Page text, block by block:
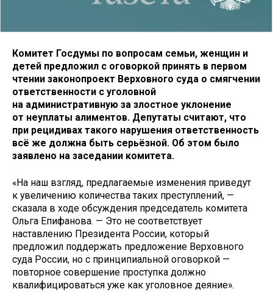
Комитет Госдумы по вопросам семьи, женщин и
детей предложил с оговоркой принять в первом
чтении законопроект Верховного суда о смягчении
ответственности с уголовной
на административную за злостное уклонение
от неуплаты алиментов. Депутаты считают, что
при рецидивах такого нарушения ответственность
всё же должна быть серьёзной. Об этом было
заявлено на заседании комитета.
«На наш взгляд, предлагаемые изменения приведут
к увеличению количества таких преступлений, —
сказала в ходе обсуждения председатель комитета
Ольга Епифанова. — Это не соответствует
наставлению Президента России, который
предложил поддержать предложение Верховного
суда России, но с принципиальной оговоркой —
повторное совершение проступка должно
квалифицироваться уже как уголовное деяние».